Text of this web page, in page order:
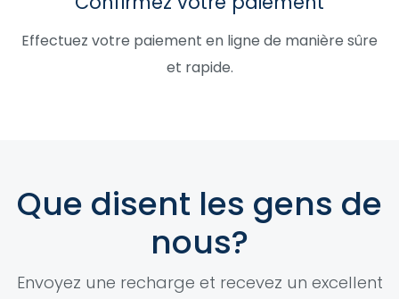
Effectuez votre paiement en ligne de manière sûre
et rapide.
Que disent les gens de
nous?
Envoyez une recharge et recevez un excellent